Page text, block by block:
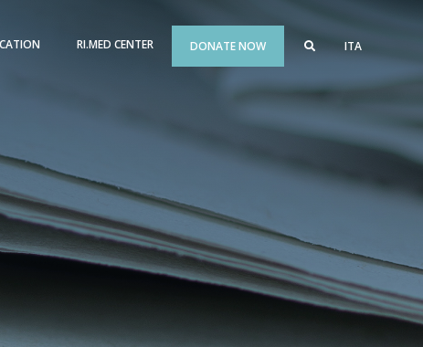
RI.MED CENTER DONATE NOW ITA